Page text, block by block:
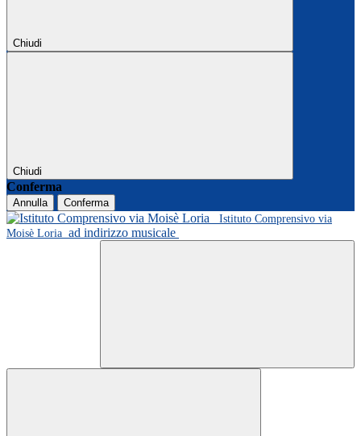
Chiudi
Chiudi
Conferma
Annulla
Conferma
Istituto Comprensivo via
Moisè Loria ad indirizzo musicale